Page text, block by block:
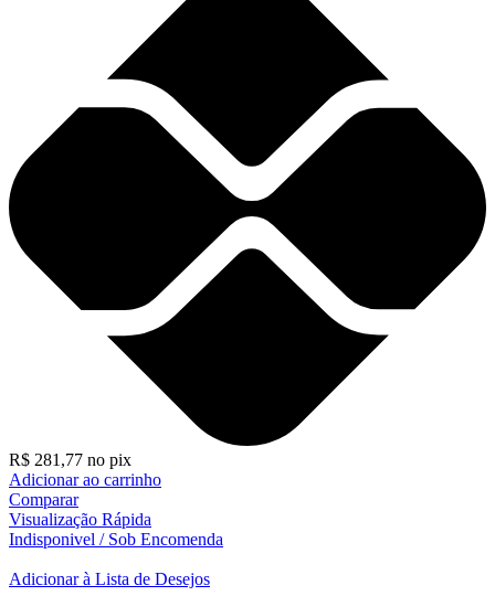
R$ 281,77 no pix
Adicionar ao carrinho
Comparar
Visualização Rápida
Indisponivel / Sob Encomenda
Adicionar à Lista de Desejos